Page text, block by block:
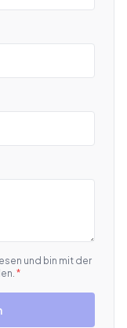
und bin mit der
*